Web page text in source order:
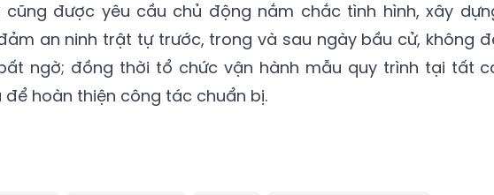
được yêu cầu chủ động nắm chắc tình hình, xây
an ninh trật tự trước, trong và sau ngày bầu cử, không
ngờ; đồng thời tổ chức vận hành mẫu quy trình tại tất
để hoàn thiện công tác chuẩn bị.